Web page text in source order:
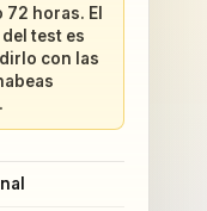
72 horas. El
test es
con las